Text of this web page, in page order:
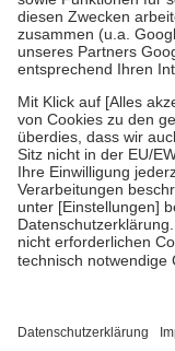
Zuzahlung zehn
Verordnung.
Um das Engagement
stärken und die
fallenkeine
• Kindern und
mit Ausnahme der
• Untersuchungen zur
GKV getragen werden
• empfohlenen
• Harn- und
getroffen, um